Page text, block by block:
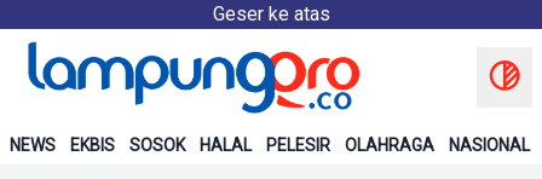
Geser ke atas
NEWS EKBIS SOSOK HALAL PELESIR OLAHRAGA NASIONAL